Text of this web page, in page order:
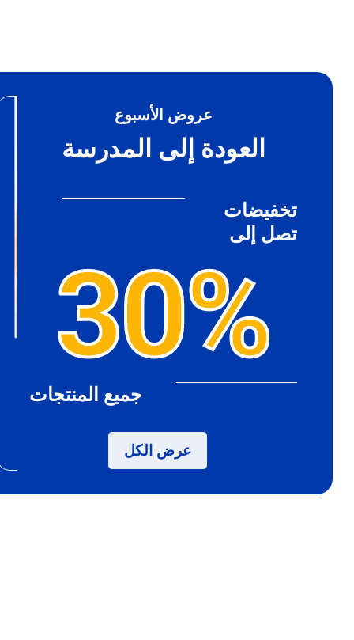
عروض الأسبوع
العودة إلى المدرسة
تخفيضات
تصل إلى
30%
جميع المنتجات
عرض الكل